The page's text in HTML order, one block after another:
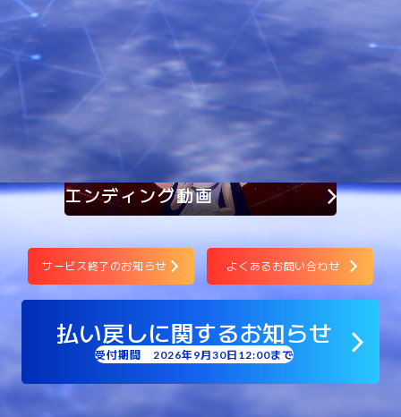
よくあるお問い合わせ
ホロアースは サービスを終了いたしました
長らくのご愛顧ありがとうございました。
エンディング動画
サービス終了のお知らせ よくあるお問い合わせ
払い戻しに関するお知らせ
受付期間 2026年9月30日12:00まで